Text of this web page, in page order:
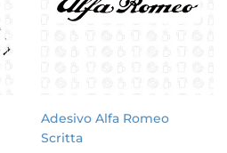
Adesivo Alfa Romeo
Scritta